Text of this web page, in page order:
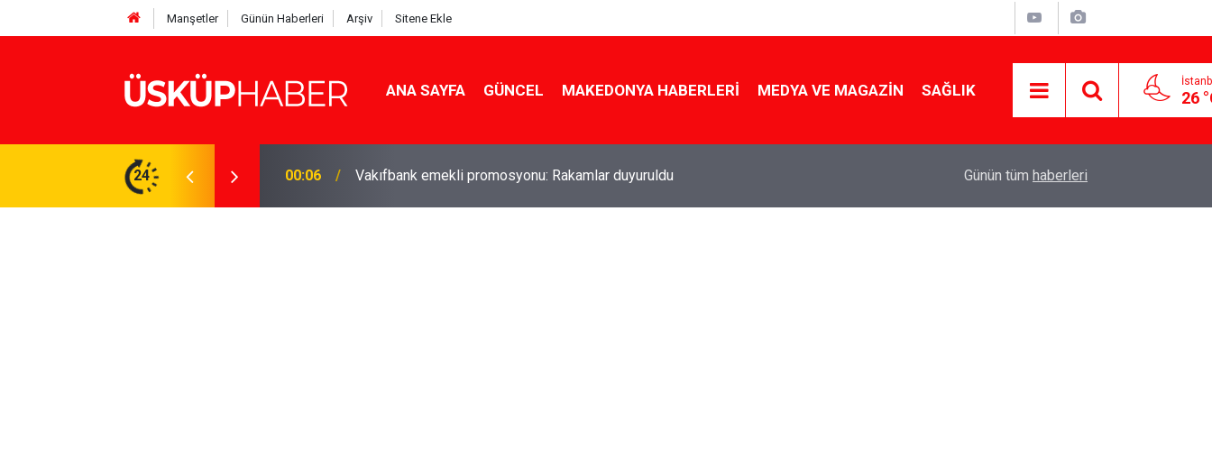
Manşetler Günün Haberleri Arşiv Sitene Ekle
ANA SAYFA GÜNCEL MAKEDONYA HABERLERI MEDYA VE MAGAZIN SAĞLIK 26
24 19:21 Gözde oldu! Hem köy hem mahalle hayatı iç içe! İzmir'deki doğal semt
yapmanın sırrı
Günün tüm haberleri